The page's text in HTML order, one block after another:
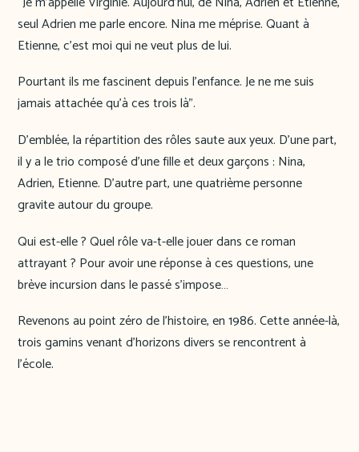
seul Adrien me parle encore. Nina me méprise. Quant à
Etienne, c’est moi qui ne veut plus de lui.
Pourtant ils me fascinent depuis l’enfance. Je ne me suis
jamais attachée qu’à ces trois là”.
D’emblée, la répartition des rôles saute aux yeux. D’une part,
il y a le trio composé d’une fille et deux garçons : Nina,
Adrien, Etienne. D’autre part, une quatrième personne
gravite autour du groupe.
Qui est-elle ? Quel rôle va-t-elle jouer dans ce roman
attrayant ? Pour avoir une réponse à ces questions, une
brève incursion dans le passé s’impose…
Revenons au point zéro de l’histoire, en 1986. Cette année-là,
trois gamins venant d’horizons divers se rencontrent à
l’école.